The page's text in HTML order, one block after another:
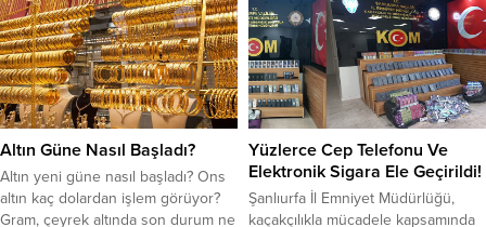
namağlup liderliğini
sürdürdü.Eskişehir Büyükşehir
Gençlik ve Spor Kulübü Kadın
Futbol Takımı, TFF Kadınlar 3.
Ligi’nde fırtına gibi esmeye devam
ediyor. TFF 3. Lig 13. grupta
şampiyonluğun en...
Emine Can çiftinin hayatını altüst
etti. Yapılan ilk müdahalelere
rağmen, Emine Can’ın vücudunun
yüzde 60’ı yanarak ağır yaralandı.
Kazanın ardından tek odalı,
bakımsız bir evde yaşamaya
başlayan aile, sağlık ve ekonomik
imkânsızlıklarla boğuşuyor. Çiftin
engelli iki çocuğu...
Altın Güne Nasıl Başladı?
Altın yeni güne nasıl başladı? Ons
altın kaç dolardan işlem görüyor?
Gram, çeyrek altında son durum ne
Yüzlerce Cep Telefonu Ve
Elektronik Sigara Ele Geçirildi!
Şanlıurfa İl Emniyet Müdürlüğü,
kaçakçılıkla mücadele kapsamında